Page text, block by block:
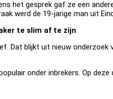
het gesprek gaf ze een
werd de 19-jarige man uit
te slim af te zijn
Dat blijkt uit nieuw
onder inbrekers. Op